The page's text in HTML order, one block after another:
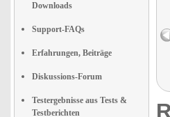
Downloads
Support-FAQs
Erfahrungen, Beiträge
Diskussions-Forum
Testergebnisse aus Tests &
Testberichten